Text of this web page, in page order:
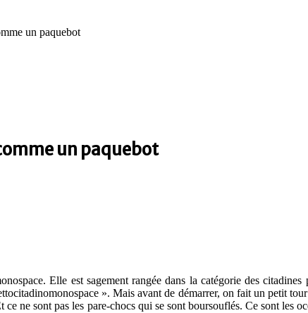
un paquebot
un paquebot
Elle est sagement rangée dans la catégorie des citadines
». Mais avant de démarrer, on fait un petit
ne sont pas les pare-chocs qui se sont boursouflés. Ce sont les